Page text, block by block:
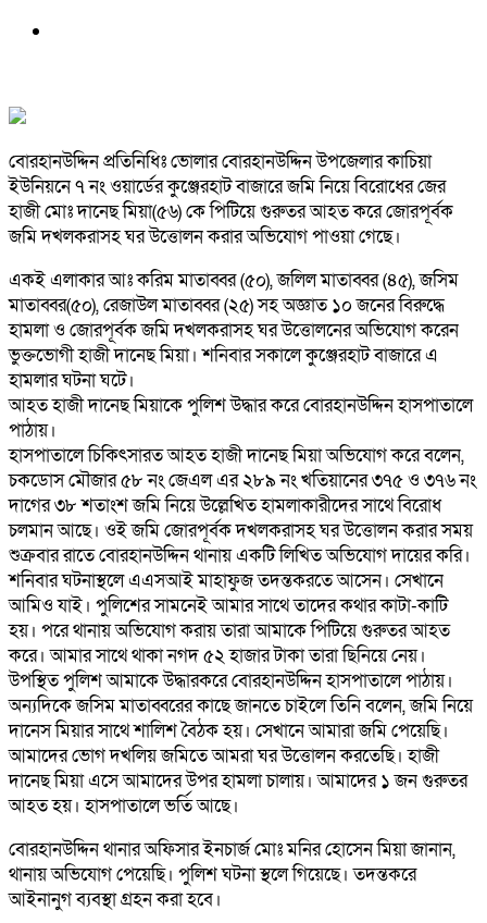
বোরহানউদ্দিন প্রতিনিধিঃ ভোলার বোরহানউদ্দিন উপজেলার কাচিয়া
ইউনিয়নে ৭ নং ওয়ার্ডের কুঞ্জেরহাট বাজারে জমি নিয়ে বিরোধের জের
হাজী মোঃ দানেছ মিয়া(৫৬) কে পিটিয়ে গুরুতর আহত করে জোরপূর্বক
জমি দখলকরাসহ ঘর উত্তোলন করার অভিযোগ পাওয়া গেছে।
একই এলাকার আঃ করিম মাতাব্বর (৫০), জলিল মাতাব্বর (৪৫), জসিম
মাতাব্বর(৫০), রেজাউল মাতাব্বর (২৫) সহ অজ্ঞাত ১০ জনের বিরুদ্ধে
হামলা ও জোরপূর্বক জমি দখলকরাসহ ঘর উত্তোলনের অভিযোগ করেন
ভুক্তভোগী হাজী দানেছ মিয়া। শনিবার সকালে কুঞ্জেরহাট বাজারে এ
হামলার ঘটনা ঘটে।
আহত হাজী দানেছ মিয়াকে পুলিশ উদ্ধার করে বোরহানউদ্দিন হাসপাতালে
পাঠায়।
হাসপাতালে চিকিৎসারত আহত হাজী দানেছ মিয়া অভিযোগ করে বলেন,
চকডোস মৌজার ৫৮ নং জেএল এর ২৮৯ নং খতিয়ানের ৩৭৫ ও ৩৭৬ নং
দাগের ৩৮ শতাংশ জমি নিয়ে উল্লেখিত হামলাকারীদের সাথে বিরোধ
চলমান আছে। ওই জমি জোরপূর্বক দখলকরাসহ ঘর উত্তোলন করার সময়
শুক্রবার রাতে বোরহানউদ্দিন থানায় একটি লিখিত অভিযোগ দায়ের করি।
শনিবার ঘটনাস্থলে এএসআই মাহাফুজ তদন্তকরতে আসেন। সেখানে
আমিও যাই। পুলিশের সামনেই আমার সাথে তাদের কথার কাটা-কাটি
হয়। পরে থানায় অভিযোগ করায় তারা আমাকে পিটিয়ে গুরুতর আহত
করে। আমার সাথে থাকা নগদ ৫২ হাজার টাকা তারা ছিনিয়ে নেয়।
উপস্থিত পুলিশ আমাকে উদ্ধারকরে বোরহানউদ্দিন হাসপাতালে পাঠায়।
অন্যদিকে জসিম মাতাব্বরের কাছে জানতে চাইলে তিনি বলেন, জমি নিয়ে
দানেস মিয়ার সাথে শালিশ বৈঠক হয়। সেখানে আমারা জমি পেয়েছি।
আমাদের ভোগ দখলিয় জমিতে আমরা ঘর উত্তোলন করতেছি। হাজী
দানেছ মিয়া এসে আমাদের উপর হামলা চালায়। আমাদের ১ জন গুরুতর
আহত হয়। হাসপাতালে ভর্তি আছে।
বোরহানউদ্দিন থানার অফিসার ইনচার্জ মোঃ মনির হোসেন মিয়া জানান,
থানায় অভিযোগ পেয়েছি। পুলিশ ঘটনা স্থলে গিয়েছে। তদন্তকরে
আইনানুগ ব্যবস্থা গ্রহন করা হবে।